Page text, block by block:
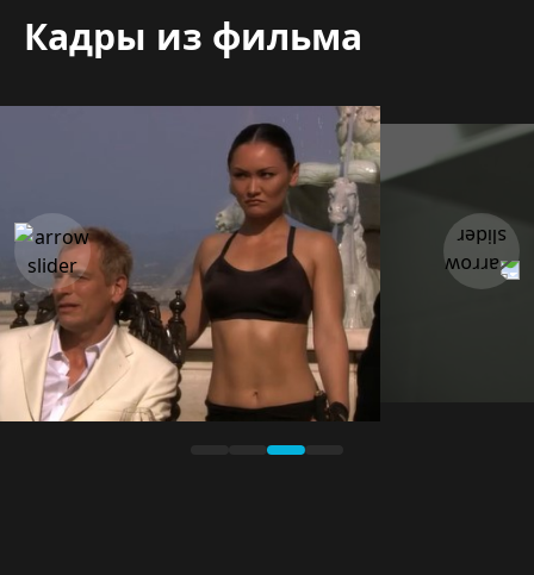
Кадры из фильма